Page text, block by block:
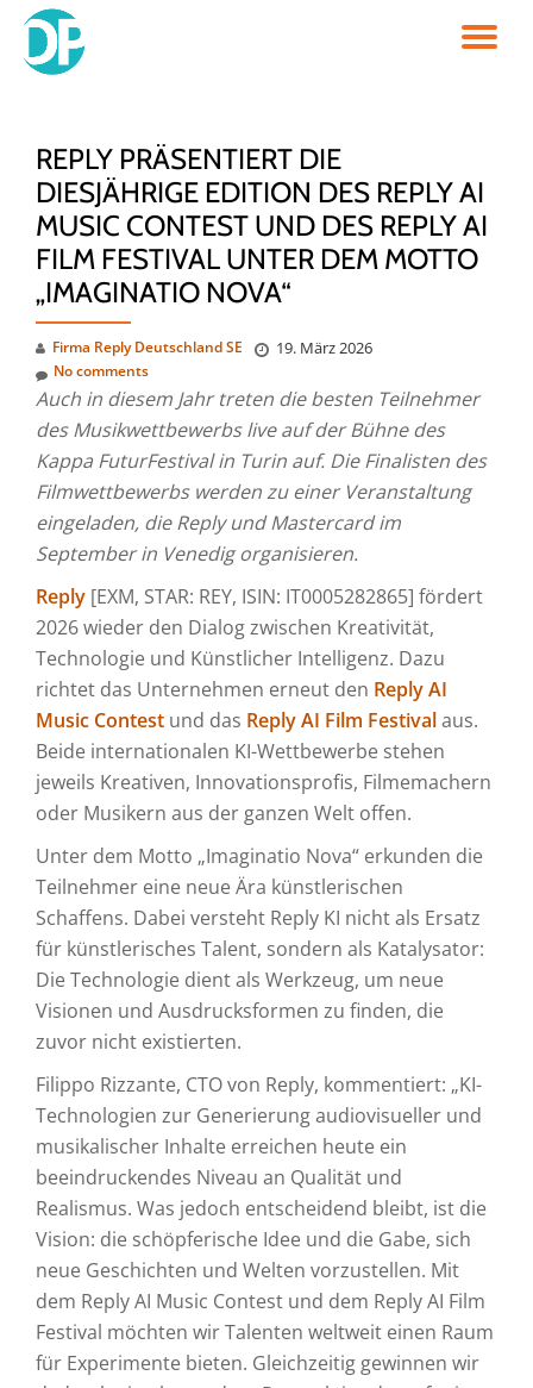
Skip
REPLY PRÄSENTIERT DIE
DIESJÄHRIGE EDITION DES REPLY AI
MUSIC CONTEST UND DES REPLY AI
FILM FESTIVAL UNTER DEM MOTTO
„IMAGINATIO NOVA“
Firma Reply Deutschland SE 19. März 2026
No comments
Auch in diesem Jahr treten die besten Teilnehmer
des Musikwettbewerbs live auf der Bühne des
Kappa FuturFestival in Turin auf. Die Finalisten des
Filmwettbewerbs werden zu einer Veranstaltung
eingeladen, die Reply und Mastercard im
September in Venedig organisieren.
Reply [EXM, STAR: REY, ISIN: IT0005282865] fördert
2026 wieder den Dialog zwischen Kreativität,
Technologie und Künstlicher Intelligenz. Dazu
richtet das Unternehmen erneut den Reply AI
Music Contest und das Reply AI Film Festivalaus.
Beide internationalen KI-Wettbewerbe stehen
jeweils Kreativen, Innovationsprofis, Filmemachern
oder Musikern aus der ganzen Welt offen.
Unter dem Motto „Imaginatio Nova“ erkunden die
Teilnehmer eine neue Ära künstlerischen
Schaffens. Dabei versteht Reply KI nicht als Ersatz
für künstlerisches Talent, sondern als Katalysator:
Die Technologie dient als Werkzeug, um neue
Visionen und Ausdrucksformen zu finden, die
zuvor nicht existierten.
Filippo Rizzante, CTO von Reply, kommentiert: „KI-
Technologien zur Generierung audiovisueller und
musikalischer Inhalte erreichen heute ein
beeindruckendes Niveau an Qualität und
Realismus. Was jedoch entscheidend bleibt, ist die
Vision: die schöpferische Idee und die Gabe, sich
neue Geschichten und Welten vorzustellen. Mit
dem Reply AI Music Contest und dem Reply AI Film
Festival möchten wir Talenten weltweit einen Raum
für Experimente bieten. Gleichzeitig gewinnen wir